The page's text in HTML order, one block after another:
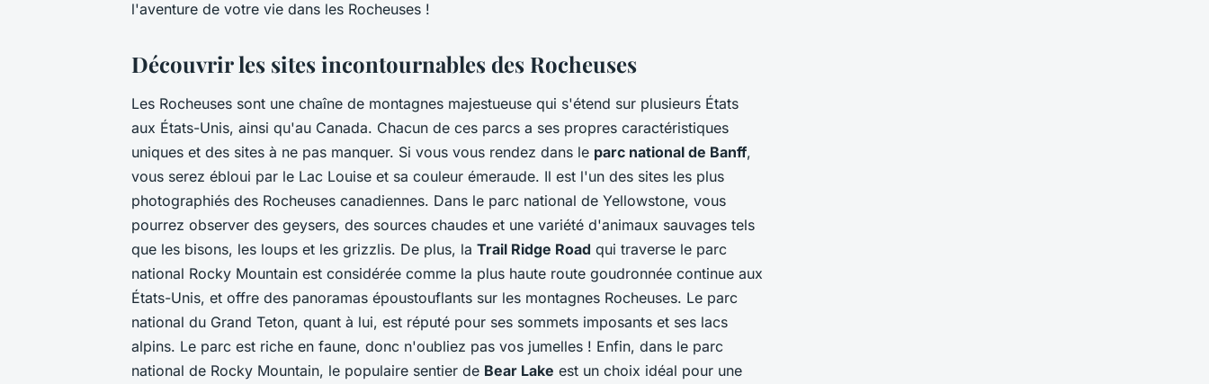
l'aventure de votre vie dans les Rocheuses !
Découvrir les sites incontournables des Rocheuses
Les Rocheuses sont une chaîne de montagnes majestueuse qui s'étend sur plusieurs États
aux États-Unis, ainsi qu'au Canada. Chacun de ces parcs a ses propres caractéristiques
uniques et des sites à ne pas manquer. Si vous vous rendez dans le parc national de Banff,
vous serez ébloui par le Lac Louise et sa couleur émeraude. Il est l'un des sites les plus
photographiés des Rocheuses canadiennes. Dans le parc national de Yellowstone, vous
pourrez observer des geysers, des sources chaudes et une variété d'animaux sauvages tels
que les bisons, les loups et les grizzlis. De plus, la Trail Ridge Road qui traverse le parc
national Rocky Mountain est considérée comme la plus haute route goudronnée continue aux
États-Unis, et offre des panoramas époustouflants sur les montagnes Rocheuses. Le parc
national du Grand Teton, quant à lui, est réputé pour ses sommets imposants et ses lacs
alpins. Le parc est riche en faune, donc n'oubliez pas vos jumelles ! Enfin, dans le parc
national de Rocky Mountain, le populaire sentier de Bear Lake est un choix idéal pour une